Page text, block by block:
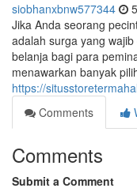
siobhanxbnw577344
Jika Anda seorang
adalah surga yang
belanja bagi para
menawarkan banyak
https://
Comments
Comments
Submit a Comment